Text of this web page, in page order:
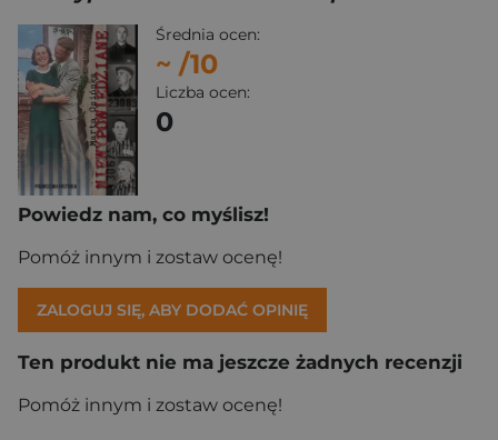
Średnia ocen:
~ /10
Liczba ocen:
0
Powiedz nam, co myślisz!
Pomóż innym i zostaw ocenę!
ZALOGUJ SIĘ, ABY DODAĆ OPINIĘ
Ten produkt nie ma jeszcze żadnych recenzji
Pomóż innym i zostaw ocenę!